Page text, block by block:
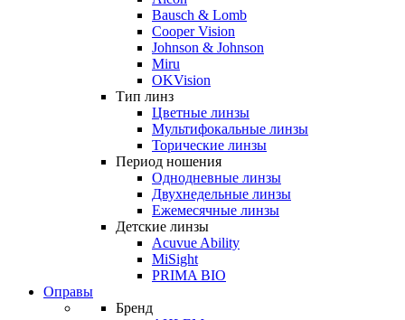
Bausch & Lomb
Cooper Vision
Johnson & Johnson
Miru
OKVision
Тип линз
Цветные линзы
Мультифокальные линзы
Торические линзы
Период ношения
Однодневные линзы
Двухнедельные линзы
Ежемесячные линзы
Детские линзы
Acuvue Ability
MiSight
PRIMA BIO
Оправы
Бренд